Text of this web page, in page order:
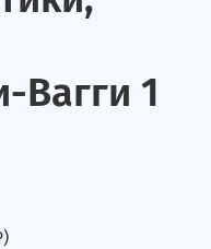
Вагги 1
)